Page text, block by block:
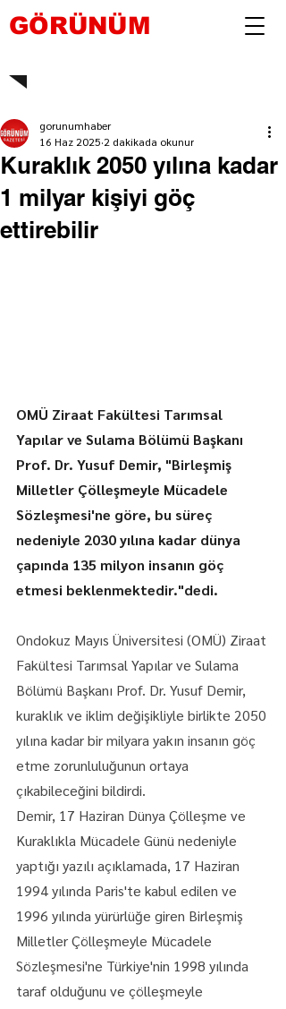
GÖRÜNÜM
Kuraklık 2050 yılına kadar
1 milyar kişiyi göç
ettirebilir
gorunumhaber
16 Haz 2025 2 dakikada okunur
OMÜ Ziraat Fakültesi Tarımsal
Yapılar ve Sulama Bölümü Başkanı
Prof. Dr. Yusuf Demir, "Birleşmiş
Milletler Çölleşmeyle Mücadele
Sözleşmesi'ne göre, bu süreç
nedeniyle 2030 yılına kadar dünya
çapında 135 milyon insanın göç
etmesi beklenmektedir."dedi.
Ondokuz Mayıs Üniversitesi (OMÜ) Ziraat
Fakültesi Tarımsal Yapılar ve Sulama
Bölümü Başkanı Prof. Dr. Yusuf Demir,
kuraklık ve iklim değişikliyle birlikte 2050
yılına kadar bir milyara yakın insanın göç
etme zorunluluğunun ortaya
çıkabileceğini bildirdi.
Demir, 17 Haziran Dünya Çölleşme ve
Kuraklıkla Mücadele Günü nedeniyle
yaptığı yazılı açıklamada, 17 Haziran
1994 yılında Paris'te kabul edilen ve
1996 yılında yürürlüğe giren Birleşmiş
Milletler Çölleşmeyle Mücadele
Sözleşmesi'ne Türkiye'nin 1998 yılında
taraf olduğunu ve ​çölleşmeyle